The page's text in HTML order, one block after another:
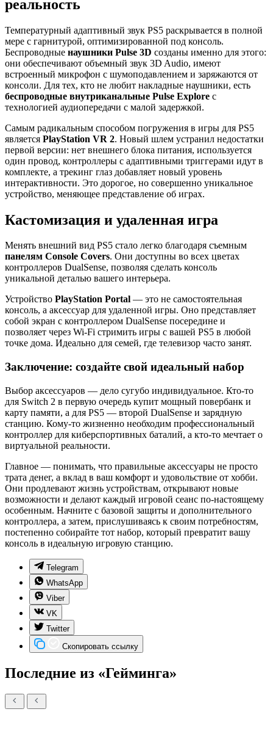
реальность
Температурный адаптивный звук PS5 раскрывается в полной
мере с гарнитурой, оптимизированной под консоль.
Беспроводные наушники Pulse 3D созданы именно для этого:
они обеспечивают объемный звук 3D Audio, имеют
встроенный микрофон с шумоподавлением и заряжаются от
консоли. Для тех, кто не любит накладные наушники, есть
беспроводные внутриканальные Pulse Explore с
технологией аудиопередачи с малой задержкой.
Самым радикальным способом погружения в игры для PS5
является PlayStation VR 2. Новый шлем устранил недостатки
первой версии: нет внешнего блока питания, используется
один провод, контроллеры с адаптивными триггерами идут в
комплекте, а трекинг глаз добавляет новый уровень
интерактивности. Это дорогое, но совершенно уникальное
устройство, меняющее представление об играх.
Кастомизация и удаленная игра
Менять внешний вид PS5 стало легко благодаря съемным
панелям Console Covers. Они доступны во всех цветах
контроллеров DualSense, позволяя сделать консоль
уникальной деталью вашего интерьера.
Устройство PlayStation Portal — это не самостоятельная
консоль, а аксессуар для удаленной игры. Оно представляет
собой экран с контроллером DualSense посередине и
позволяет через Wi-Fi стримить игры с вашей PS5 в любой
точке дома. Идеально для семей, где телевизор часто занят.
Заключение: создайте свой идеальный набор
Выбор аксессуаров — дело сугубо индивидуальное. Кто-то
для Switch 2 в первую очередь купит мощный повербанк и
карту памяти, а для PS5 — второй DualSense и зарядную
станцию. Кому-то жизненно необходим профессиональный
контроллер для киберспортивных баталий, а кто-то мечтает о
виртуальной реальности.
Главное — понимать, что правильные аксессуары не просто
трата денег, а вклад в ваш комфорт и удовольствие от хобби.
Они продлевают жизнь устройствам, открывают новые
возможности и делают каждый игровой сеанс по-настоящему
особенным. Начните с базовой защиты и дополнительного
контроллера, а затем, прислушиваясь к своим потребностям,
постепенно собирайте тот набор, который превратит вашу
консоль в идеальную игровую станцию.
Telegram
WhatsApp
Viber
VK
Twitter
Скопировать ссылку
Последние из «Гейминга»